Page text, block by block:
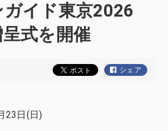
ガイド東京2026
式を開催
シェア
23日(日)